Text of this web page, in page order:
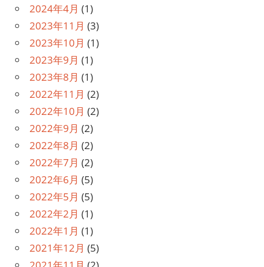
2024年4月 (1)
2023年11月 (3)
2023年10月 (1)
2023年9月 (1)
2023年8月 (1)
2022年11月 (2)
2022年10月 (2)
2022年9月 (2)
2022年8月 (2)
2022年7月 (2)
2022年6月 (5)
2022年5月 (5)
2022年2月 (1)
2022年1月 (1)
2021年12月 (5)